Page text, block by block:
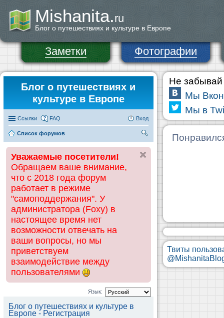
Mishanita.ru
Блог о путешествиях и культуре в Европе
Заметки Фотографии
Блог о путешествиях и
культуре в Европе
Ссылки FAQ Вход
Список форумов
ск
Уважаемые посетители!
Обращаем ваше внимание,
что с 2018 года форум
работает в режиме
"самоподдержания". У
администратора (Foxy) в
настоящее время нет
возможности отвечать на
ваши вопросы, но мы
приветствуем
взаимодействие между
пользователями
Язык:
Блог о путешествиях и культуре в
Европе - Регистрация
Не забывай
Мы
Мы в
Твиты